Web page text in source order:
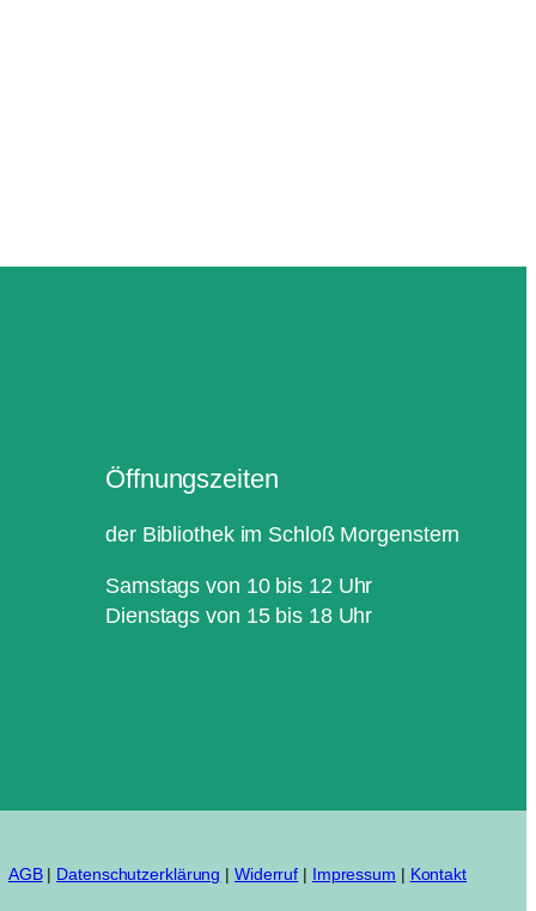
Öffnungszeiten
der Bibliothek im Schloß Morgenstern
Samstags von 10 bis 12 Uhr
Dienstags von 15 bis 18 Uhr
AGB| Datenschutzerklärung | Widerruf | Impressum | Kontakt